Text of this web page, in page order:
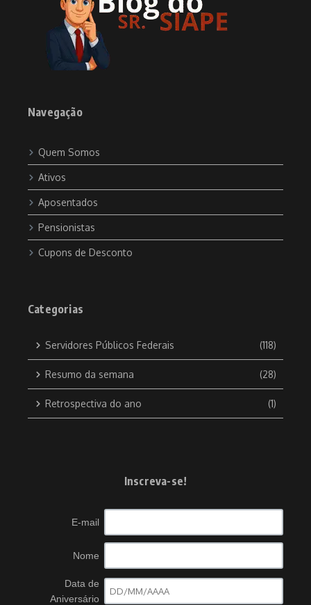
Navegação
Quem Somos
Ativos
Aposentados
Pensionistas
Cupons de Desconto
Categorias
Servidores Públicos Federais (118)
Resumo da semana (28)
Retrospectiva do ano (1)
Inscreva-se!
E-mail
Nome
Data de
Aniversário